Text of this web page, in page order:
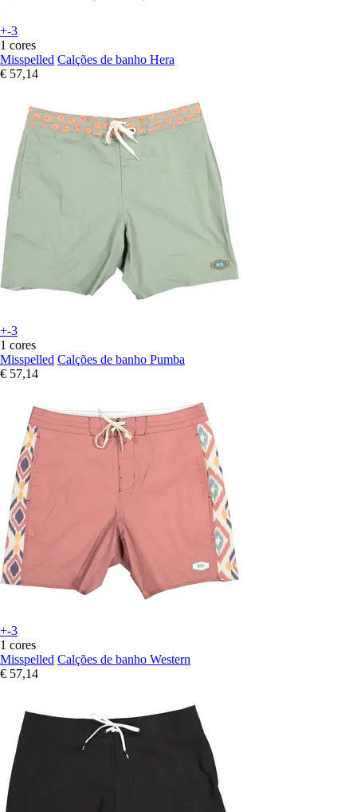
+-3
1 cores
Misspelled Calções de banho Hera
€ 57,14
+-3
1 cores
Misspelled Calções de banho Pumba
€ 57,14
+-3
1 cores
Misspelled Calções de banho Western
€ 57,14